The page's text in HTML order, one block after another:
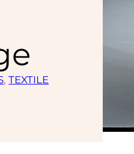
, TEXTILE